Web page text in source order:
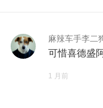
麻辣车手李二
可惜喜德盛
1 月前